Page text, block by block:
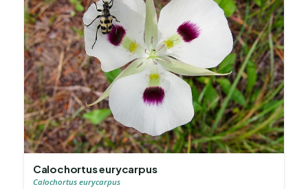
Calochortus eurycarpus
Calochortus eurycarpus